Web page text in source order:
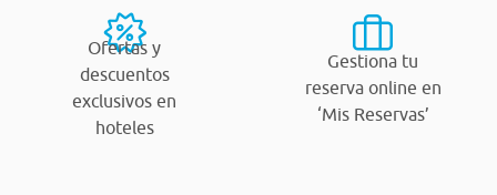
Ofertas y
descuentos
exclusivos en
hoteles
Gestiona tu
reserva online en
‘Mis Reservas’